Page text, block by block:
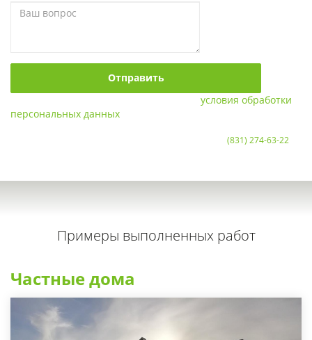
Отправить
условия обработки
персональных данных
(831) 274-63-22
Примеры выполненных работ
Частные дома